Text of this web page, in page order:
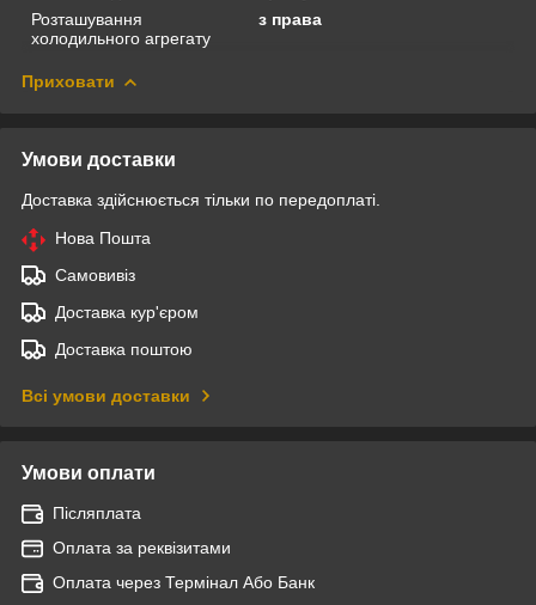
Розташування
холодильного агрегату
з права
Приховати
Умови доставки
Доставка здійснюється тільки по передоплаті.
Нова Пошта
Самовивіз
Доставка кур'єром
Доставка поштою
Всі умови доставки
Умови оплати
Післяплата
Оплата за реквізитами
Оплата через Термінал Або Банк